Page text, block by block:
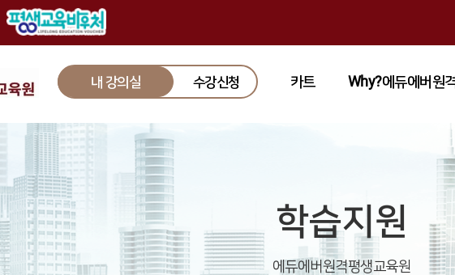
내 강의실 수강신청 카트 Why?에듀에버원
학습지원
에듀에버원격평생교육원